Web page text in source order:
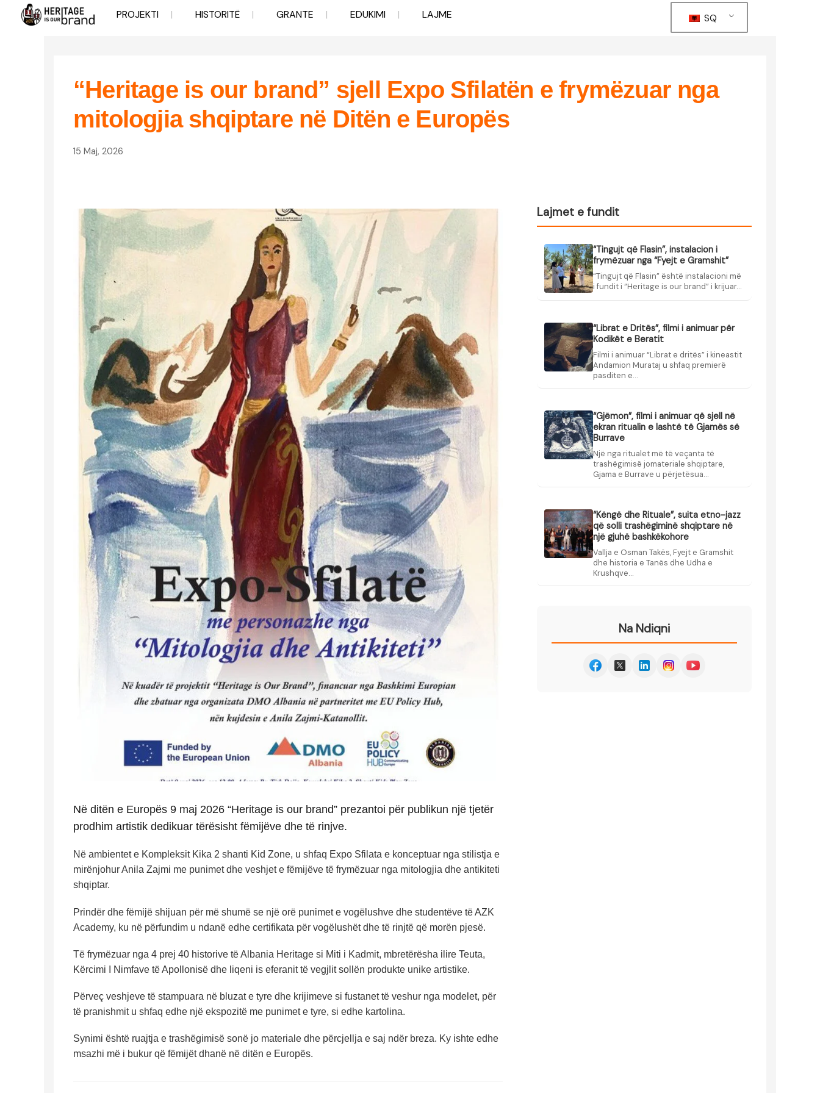
PROJEKTI HISTORITË GRANTE EDUKIMI LAJME SQ
“Heritage is our brand” sjell Expo Sfilatën e frymëzuar nga
mitologjia shqiptare në Ditën e Europës
15 Maj, 2026
Në ditën e Europës 9 maj 2026 “Heritage is our brand” prezantoi për publikun një tjetër
prodhim artistik dedikuar tërësisht fëmijëve dhe të rinjve.
Në ambientet e Kompleksit Kika 2 shanti Kid Zone, u shfaq Expo Sfilata e konceptuar nga stilistja e
mirënjohur Anila Zajmi me punimet dhe veshjet e fëmijëve të frymëzuar nga mitologjia dhe antikiteti
shqiptar.
Prindër dhe fëmijë shijuan për më shumë se një orë punimet e vogëlushve dhe studentëve të AZK
Academy, ku në përfundim u ndanë edhe certifikata për vogëlushët dhe të rinjtë që morën pjesë.
Të frymëzuar nga 4 prej 40 historive të Albania Heritage si Miti i Kadmit, mbretërësha ilire Teuta,
Kërcimi I Nimfave të Apollonisë dhe liqeni is eferanit të vegjlit sollën produkte unike artistike.
Përveç veshjeve të stampuara në bluzat e tyre dhe krijimeve si fustanet të veshur nga modelet, për
të pranishmit u shfaq edhe një ekspozitë me punimet e tyre, si edhe kartolina.
Synimi është ruajtja e trashëgimisë sonë jo materiale dhe përcjellja e saj ndër breza. Ky ishte edhe
msazhi më i bukur që fëmijët dhanë në ditën e Europës.
Lajmet e fundit
“Tingujt që Flasin”, instalacion i
frymëzuar nga “Fyejt e Gramshit”
“Tingujt që Flasin” është instalacioni më
i fundit i “Heritage is our brand” i krijuar…
“Librat e Dritës”, filmi i animuar për
Kodikët e Beratit
Filmi i animuar “Librat e dritës” i kineastit
Andamion Murataj u shfaq premierë
pasditen e…
“Gjëmon”, filmi i animuar që sjell në
ekran ritualin e lashtë të Gjamës së
Burrave
Një nga ritualet më të veçanta të
trashëgimisë jomateriale shqiptare,
Gjama e Burrave u përjetësua…
“Këngë dhe Rituale”, suita etno-jazz
që solli trashëgiminë shqiptare në
një gjuhë bashkëkohore
Vallja e Osman Takës, Fyejt e Gramshit
dhe historia e Tanës dhe Udha e
Krushqve…
Na Ndiqni